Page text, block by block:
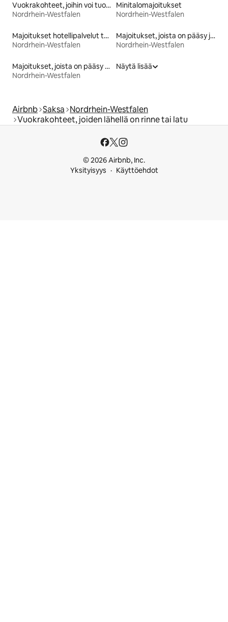
Vuokrakohteet, joihin voi tuoda lemmikin
Nordrhein-Westfalen
Minitalomajoitukset
Nordrhein-Westfalen
Majoitukset hotellipalvelut tarjoavissa huoneistoissa
Nordrhein-Westfalen
Majoitukset, joista on pääsy järvelle
Nordrhein-Westfalen
Majoitukset, joista on pääsy rannalle
Nordrhein-Westfalen
Näytä lisää
Airbnb Saksa Nordrhein-Westfalen
Vuokrakohteet, joiden lähellä on rinne tai latu
© 2026 Airbnb, Inc.
Yksityisyys
Käyttöehdot